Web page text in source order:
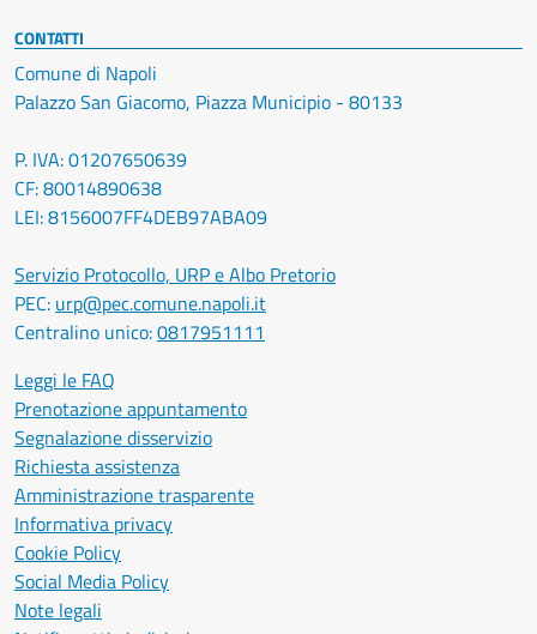
CONTATTI
Comune di Napoli
Palazzo San Giacomo, Piazza Municipio - 80133
P. IVA: 01207650639
CF: 80014890638
LEI: 8156007FF4DEB97ABA09
Servizio Protocollo, URP e Albo Pretorio
PEC: urp@pec.comune.napoli.it
Centralino unico:0817951111
Leggi le FAQ
Prenotazione appuntamento
Segnalazione disservizio
Richiesta assistenza
Amministrazione trasparente
Informativa privacy
Cookie Policy
Social Media Policy
Note legali